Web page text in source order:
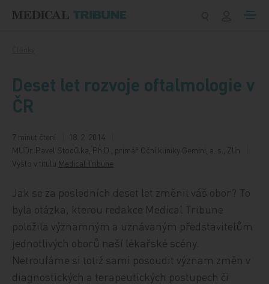
Deset let rozvoje oftalmologie v
ČR
7 minut čtení
18. 2. 2014
MUDr. Pavel Stodůlka, Ph.D., primář Oční kliniky Gemini, a. s., Zlín
Vyšlo v titulu Medical Tribune
Jak se za posledních deset let změnil váš obor? To
byla otázka, kterou redakce Medical Tribune
položila významným a uznávaným představitelům
jednotlivých oborů naší lékařské scény.
Netroufáme si totiž sami posoudit význam změn v
diagnostických a terapeutických postupech či